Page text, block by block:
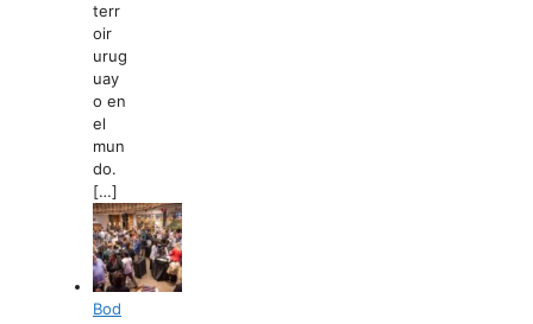
terr
oir
urug
uay
o en
el
mun
do.
[…]
Bod